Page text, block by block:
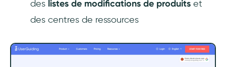
des listes de modifications de produits et
des centres de ressources